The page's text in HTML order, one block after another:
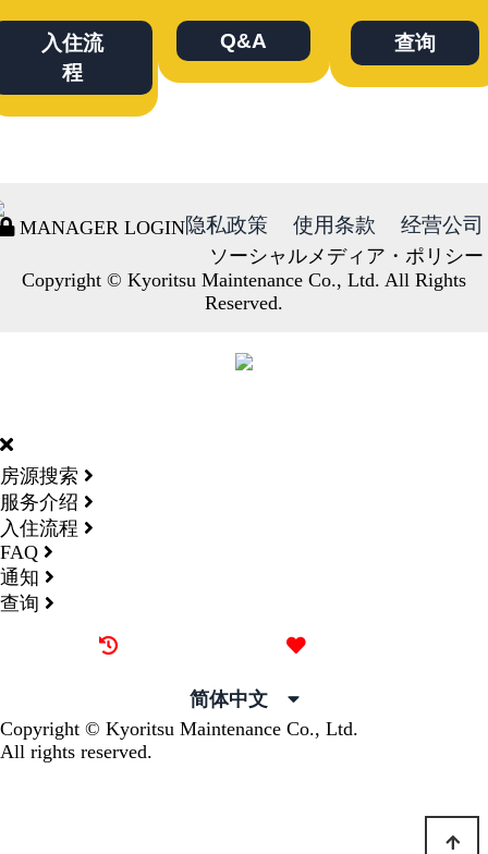
入住流
程
Q&A 查询
MANAGER LOGIN隐私政策 使用条款 经营公司
ソーシャルメディア・ポリシー
Copyright © Kyoritsu Maintenance Co., Ltd. All Rights
Reserved.
房源搜索
服务介绍
入住流程
FAQ
通知
查询
简体中文
Copyright © Kyoritsu Maintenance Co., Ltd.
All rights reserved.